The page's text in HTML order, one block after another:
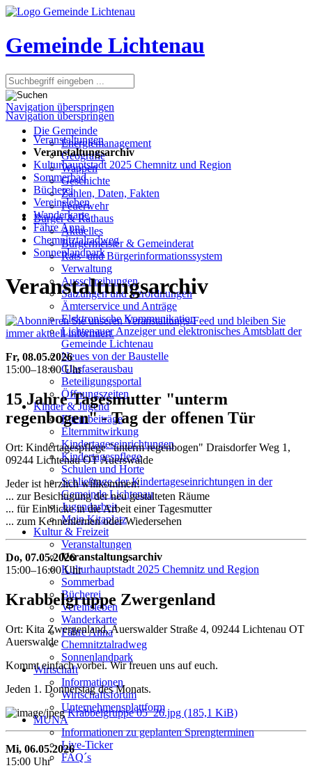
Gemeinde Lichtenau
Navigation überspringen
Die Gemeinde
Energiemanagement
Geografie
Wappen
Geschichte
Zahlen, Daten, Fakten
Feuerwehr
Bürger & Rathaus
Aktuelles
Bürgermeister & Gemeinderat
Rats- und Bürgerinformationssystem
Verwaltung
Ausschreibungen
Satzungen und Verordnungen
Ämterservice und Anträge
Elektronische Kommunikation
Lichtenauer Anzeiger und elektronisches Amtsblatt der
Gemeinde Lichtenau
Neues von der Baustelle
Glasfaserausbau
Beteiligungsportal
Öffnungszeiten
Kinder & Jugend
Elternbeiträge
Elternmitwirkung
Kindertageseinrichtungen
Kindertagespflege
Schulen und Horte
Schließtage der Kindertageseinrichtungen in der
Gemeinde Lichtenau
Jugendarbeit
Mein Kitaplatz
Kultur & Freizeit
Veranstaltungen
Veranstaltungsarchiv
Kulturhauptstadt 2025 Chemnitz und Region
Sommerbad
Bücherei
Vereinsleben
Wanderkarte
Fähre Anna
Chemnitztalradweg
Sonnenlandpark
Wirtschaft
Informationen
Wirtschaftsforum
Unternehmensplattform
MUNA
Informationen zu geplanten Sprengterminen
Live-Ticker
FAQ´s
Navigation überspringen
Veranstaltungen
Veranstaltungsarchiv
Kulturhauptstadt 2025 Chemnitz und Region
Sommerbad
Bücherei
Vereinsleben
Wanderkarte
Fähre Anna
Chemnitztalradweg
Sonnenlandpark
Veranstaltungsarchiv
Fr, 08.05.2026
15:00–18:00 Uhr
15 Jahre Tagesmutter "unterm
regenbogen" - Tag der offenen Tür
Ort: Kindertagespflege "unterm regenbogen" Draisdorfer Weg 1,
09244 Lichtenau OT Auerswalde
Jeder ist herzlich willkommen!
... zur Besichtigung der neu gestalteten Räume
... für Einblicke in die Arbeit einer Tagesmutter
... zum Kennenlernen oder Wiedersehen
Do, 07.05.2026
15:00–16:00 Uhr
Krabbelgruppe Zwergenland
Ort: Kita Zwergenland, Auerswalder Straße 4, 09244 Lichtenau OT
Auerswalde
Kommt einfach vorbei. Wir freuen uns auf euch.
Jeden 1. Donnerstag des Monats.
Krabbelgruppe 05_26.jpg (185,1 KiB)
Mi, 06.05.2026
15:00 Uhr